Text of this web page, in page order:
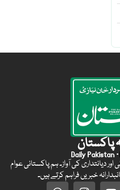
پاکستان
Daily Pakistan
سال سے سچائی اور دیانتداری کی آواز۔ ہم پاکستانی عوام
خبریں فراہم کرتے ہیں۔